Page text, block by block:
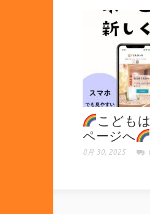
こども
ページへ
8月 30, 2025